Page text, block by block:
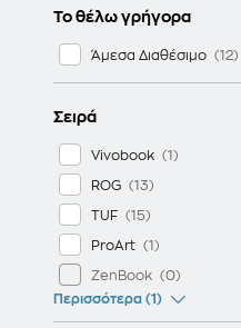
Το θέλω γρήγορα
Άμεσα Διαθέσιμο
Σειρά
Vivobook
ROG
TUF
ProArt
ZenBook
Περισσότερα (1)